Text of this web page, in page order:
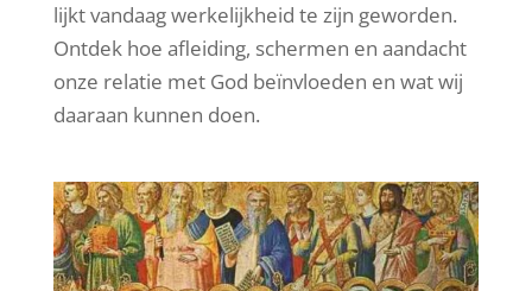
lijkt vandaag werkelijkheid te zijn geworden.
Ontdek hoe afleiding, schermen en aandacht
onze relatie met God beïnvloeden en wat wij
daaraan kunnen doen.